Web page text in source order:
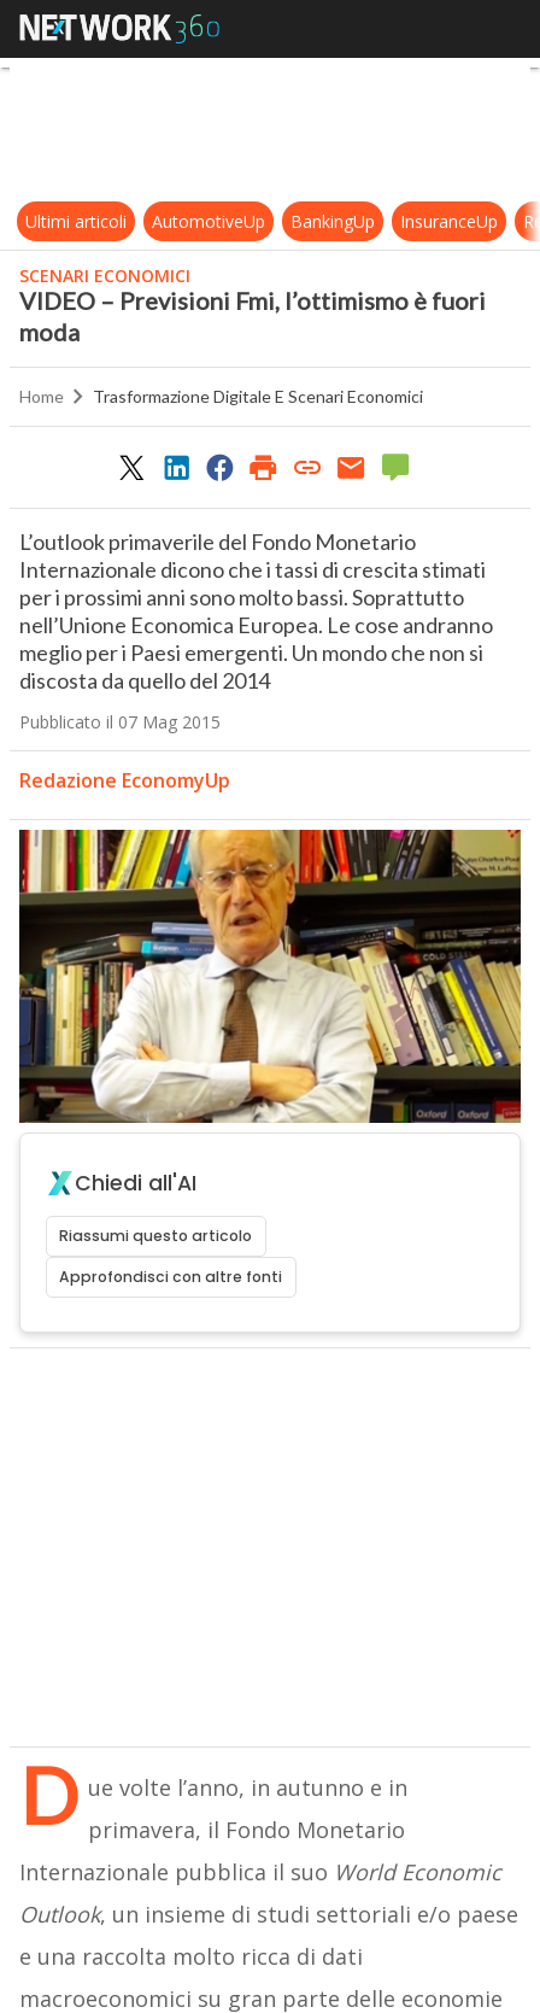
VIDEO – Previsioni Fmi,
Ultimi articoli AutomotiveUp BankingUp InsuranceUp
SCENARI ECONOMICI
VIDEO – Previsioni Fmi, l’ottimismo è fuori
moda
Home Trasformazione Digitale E Scenari Economici
L’outlook primaverile del Fondo Monetario
Internazionale dicono che i tassi di crescita stimati
per i prossimi anni sono molto bassi. Soprattutto
nell’Unione Economica Europea. Le cose andranno
meglio per i Paesi emergenti. Un mondo che non si
discosta da quello del 2014
Pubblicato il 07 Mag 2015
Redazione EconomyUp
Chiedi all'AI
Riassumi questo articolo
Approfondisci con altre fonti
D ue volte l’anno, in autunno e in
primavera, il Fondo Monetario
Internazionale pubblica il suo World Economic
Outlook, un insieme di studi settoriali e/o paese
e una raccolta molto ricca di dati
macroeconomici su gran parte delle economie